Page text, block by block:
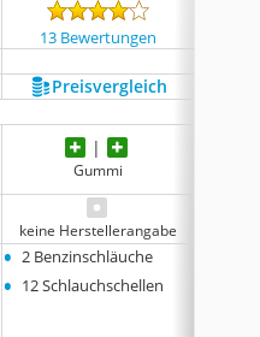
13 Bewertungen
Preis­vergleich
Gummi
keine Herstellerangabe
• 2 Benzinschläuche
• 12 Schlauchschellen